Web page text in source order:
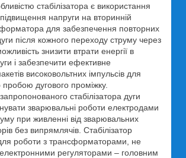
стабілізатора є використання
напруги на вторинній
для забезпечення повторних
після кожного переходу струму через
знизити втрати енергії в
і забезпечити ефективне
високовольтних імпульсів для
пробою дугового проміжку.
стабілізатора дуги
зварювальні роботи електродами
при живленні від зварювальних
без випрямлячів. Стабілізатор
роботи з трансформаторами, не
регуляторами – головним